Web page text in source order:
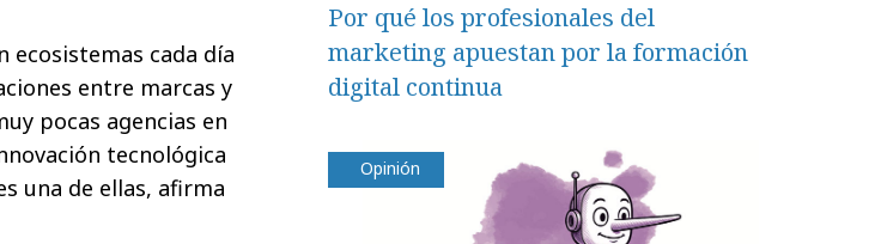
ecosistemas cada día
entre marcas y
pocas agencias en
tecnológica
una de ellas, afirma
Por qué los profesionales del
marketing apuestan por la formación
digital continua
Opinión